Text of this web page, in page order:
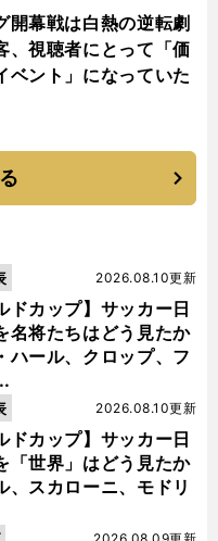
開幕戦は白熱の逆転劇
、視聴者にとって「価
ベント」になっていた
ドカップ】サッカー日
名将たちはどう見たか
ハール、クロップ、フ
2026.08.10更新
ドカップ】サッカー日
「世界」はどう見たか
、スカローニ、モドリ
2026.08.10更新